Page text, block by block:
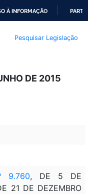
À INFORMAÇÃO
Pesquisar Legislação
DE 2015
9.760, DE 5 DE
21 DE DEZEMBRO